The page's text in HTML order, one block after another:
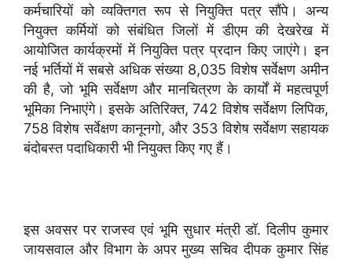
कर्मचारियों को व्यक्तिगत रूप से नियुक्ति पत्र सौंपे। अन्य
नियुक्त कर्मियों को संबंधित जिलों में डीएम की देखरेख में
आयोजित कार्यक्रमों में नियुक्ति पत्र प्रदान किए जाएंगे। इन
नई भर्तियों में सबसे अधिक संख्या 8,035 विशेष सर्वेक्षण अमीन
की है, जो भूमि सर्वेक्षण और मानचित्रण के कार्यों में महत्वपूर्ण
भूमिका निभाएंगे। इसके अतिरिक्त, 742 विशेष सर्वेक्षण लिपिक,
758 विशेष सर्वेक्षण कानूनगो, और 353 विशेष सर्वेक्षण सहायक
बंदोबस्त पदाधिकारी भी नियुक्त किए गए हैं।
इस अवसर पर राजस्व एवं भूमि सुधार मंत्री डॉ. दिलीप कुमार
जायसवाल और विभाग के अपर मुख्य सचिव दीपक कुमार सिंह